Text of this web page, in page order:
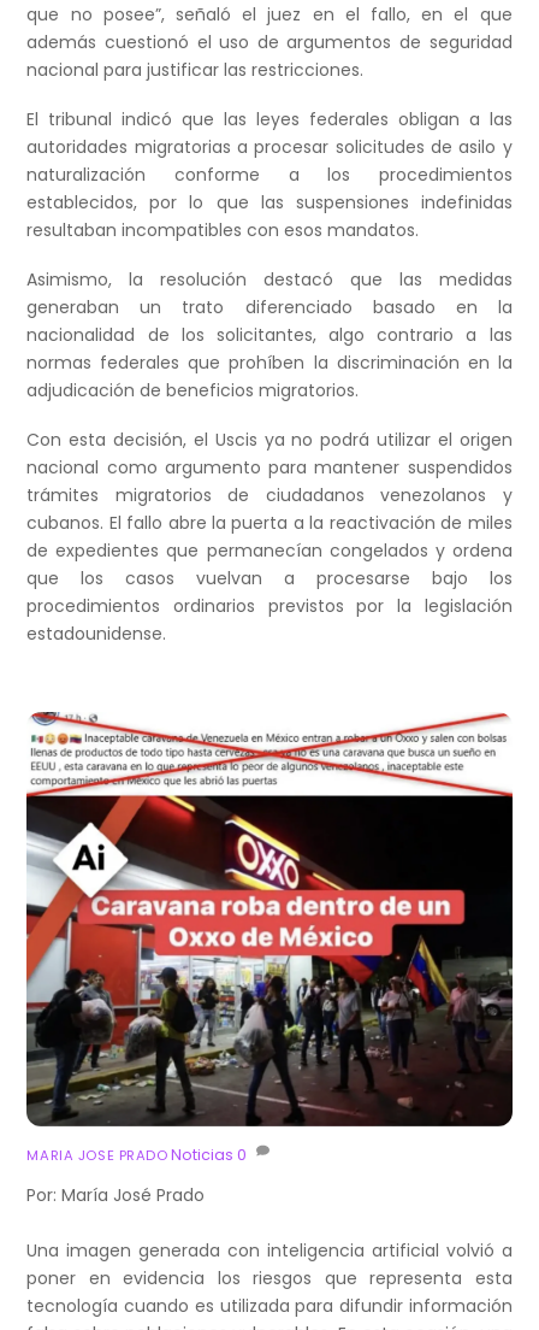
que no posee”, señaló el juez en el fallo, en el que
además cuestionó el uso de argumentos de seguridad
nacional para justificar las restricciones.
El tribunal indicó que las leyes federales obligan a las
autoridades migratorias a procesar solicitudes de asilo y
naturalización conforme a los procedimientos
establecidos, por lo que las suspensiones indefinidas
resultaban incompatibles con esos mandatos.
Asimismo, la resolución destacó que las medidas
generaban un trato diferenciado basado en la
nacionalidad de los solicitantes, algo contrario a las
normas federales que prohíben la discriminación en la
adjudicación de beneficios migratorios.
Con esta decisión, el Uscis ya no podrá utilizar el origen
nacional como argumento para mantener suspendidos
trámites migratorios de ciudadanos venezolanos y
cubanos. El fallo abre la puerta a la reactivación de miles
de expedientes que permanecían congelados y ordena
que los casos vuelvan a procesarse bajo los
procedimientos ordinarios previstos por la legislación
estadounidense.
MARIA JOSE PRADO Noticias 0
Por: María José Prado
Una imagen generada con inteligencia artificial volvió a
poner en evidencia los riesgos que representa esta
tecnología cuando es utilizada para difundir información